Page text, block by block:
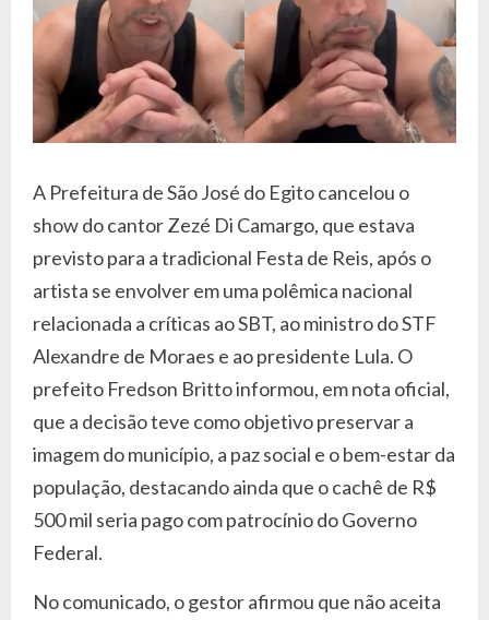
A Prefeitura de São José do Egito cancelou o
show do cantor Zezé Di Camargo, que estava
previsto para a tradicional Festa de Reis, após o
artista se envolver em uma polêmica nacional
relacionada a críticas ao SBT, ao ministro do STF
Alexandre de Moraes e ao presidente Lula. O
prefeito Fredson Britto informou, em nota oficial,
que a decisão teve como objetivo preservar a
imagem do município, a paz social e o bem-estar da
população, destacando ainda que o cachê de R$
500 mil seria pago com patrocínio do Governo
Federal.
No comunicado, o gestor afirmou que não aceita